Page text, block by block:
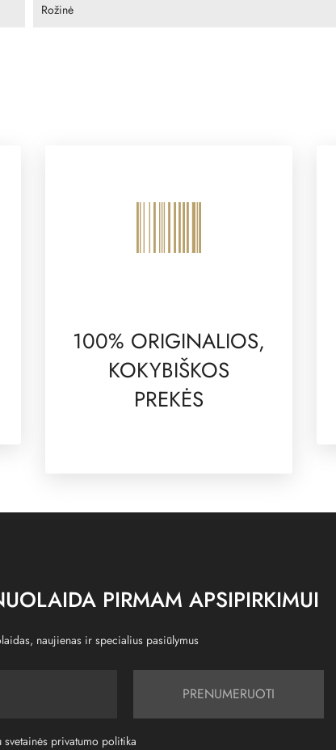
Rožinė
100% ORIGINALIOS,
KOKYBIŠKOS
PREKĖS
PIRMAM APSIPIRKIMUI
naujienas ir specialius pasiūlymus
PRENUMERUOTI
svetainės privatumo politika